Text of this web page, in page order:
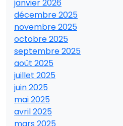
janvier 2026
décembre 2025
novembre 2025
octobre 2025
septembre 2025
août 2025
juillet 2025
juin 2025
mai 2025
avril 2025